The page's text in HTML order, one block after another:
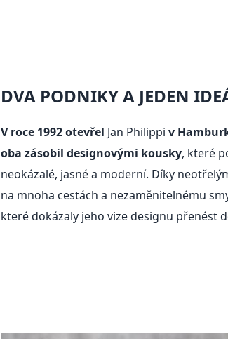
DVA PODNIKY A JEDEN
V roce 1992 otevřel Jan Philippi v
oba zásobil designovými kousky, které
neokázalé, jasné a moderní. Díky
na mnoha cestách a nezaměnitelnému
které dokázaly jeho vize designu přenést